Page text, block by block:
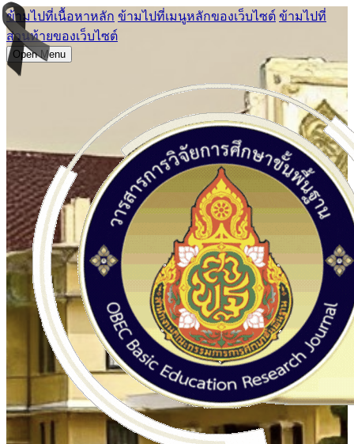
ข้ามไปที่เนื้อหาหลัก ข้ามไปที่เมนูหลักของเว็บไซต์ ข้ามไปที่
ส่วนท้ายของเว็บไซต์
Open Menu